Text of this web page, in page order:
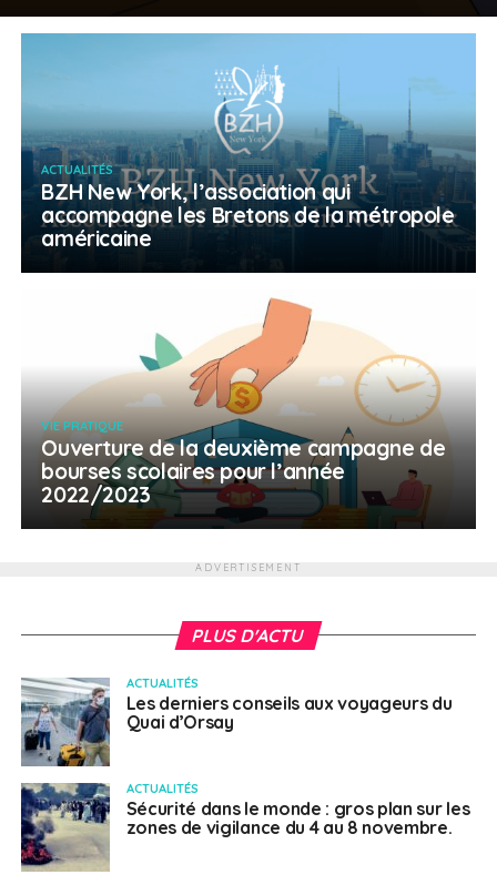
ACTUALITÉS
BZH New York, l’association qui
accompagne les Bretons de la métropole
américaine
VIE PRATIQUE
Ouverture de la deuxième campagne de
bourses scolaires pour l’année
2022/2023
ADVERTISEMENT
PLUS D'ACTU
ACTUALITÉS
Les derniers conseils aux voyageurs du
Quai d’Orsay
ACTUALITÉS
Sécurité dans le monde : gros plan sur les
zones de vigilance du 4 au 8 novembre.